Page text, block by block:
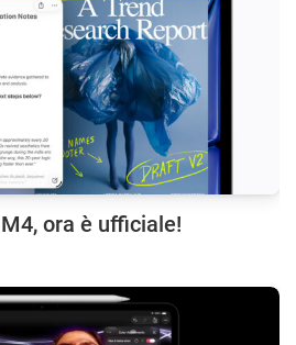
ora è ufficiale!